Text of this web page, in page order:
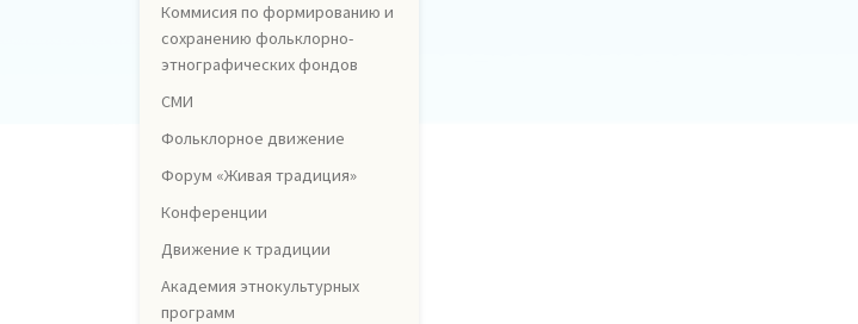
Коммисия по формированию и
сохранению фольклорно-
этнографических фондов
СМИ
Фольклорное движение
Форум «Живая традиция»
Конференции
Движение к традиции
Академия этнокультурных
программ